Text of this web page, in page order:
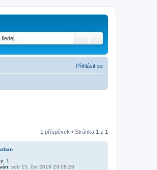
Přihlásit se
1 příspěvek • Stránka 1 z 1
1
sob 15. čer 2019 23:08:26